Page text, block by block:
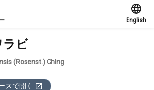
English
ラビ
(Rosenst.) Ching
スで開く